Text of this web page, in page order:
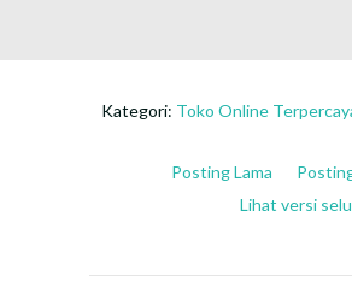
Kategori: Toko Online
Posting Lama
Lihat versi